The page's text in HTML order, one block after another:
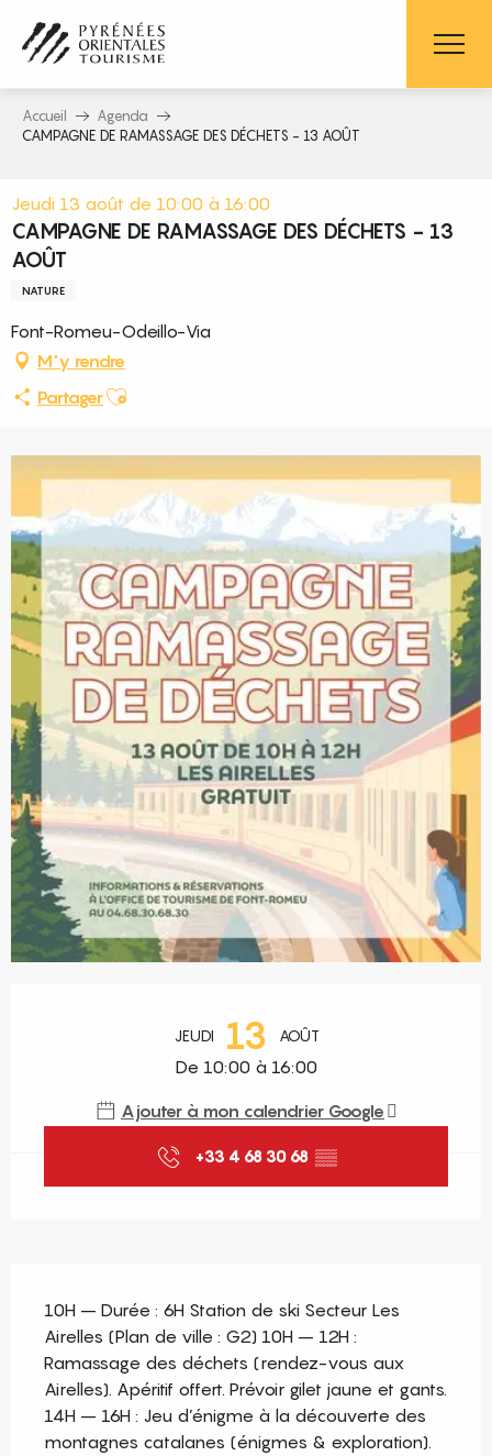
contenu
principal
Accueil
Agenda
CAMPAGNE DE RAMASSAGE DES DÉCHETS - 13 AOÛT
Jeudi 13 août de 10:00 à 16:00
CAMPAGNE DE RAMASSAGE DES DÉCHETS - 13
AOÛT
NATURE
Font-Romeu-Odeillo-Via
M'y rendre
PartagerAjouter aux favoris
JEUDI 13 AOÛT
De 10:00 à 16:00
Ajouter à mon calendrier Google
+33 4 68 30 68 ▒▒
10H – Durée : 6H Station de ski Secteur Les
Airelles (Plan de ville : G2) 10H – 12H :
Ramassage des déchets (rendez-vous aux
Airelles). Apéritif offert. Prévoir gilet jaune et gants.
14H – 16H : Jeu d’énigme à la découverte des
montagnes catalanes (énigmes & exploration).